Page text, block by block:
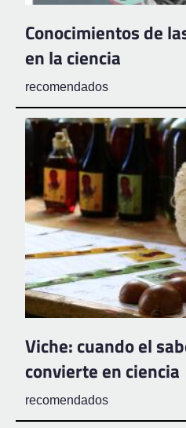
Conocimientos de
en la ciencia
recomendados
Viche: cuando el
convierte en ciencia
recomendados